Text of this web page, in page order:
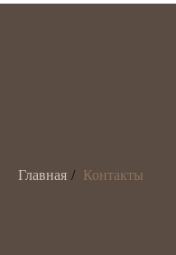
Главная / Контакты